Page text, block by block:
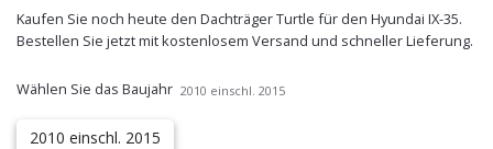
Kaufen Sie noch heute den Dachträger Turtle für den Hyundai IX-35.
Bestellen Sie jetzt mit kostenlosem Versand und schneller Lieferung.
Wählen Sie das Baujahr 2010 einschl. 2015
2010 einschl. 2015